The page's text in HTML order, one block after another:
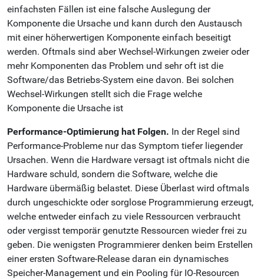
einfachsten Fällen ist eine falsche Auslegung der
Komponente die Ursache und kann durch den Austausch
mit einer höherwertigen Komponente einfach beseitigt
werden. Oftmals sind aber Wechsel-Wirkungen zweier oder
mehr Komponenten das Problem und sehr oft ist die
Software/das Betriebs-System eine davon. Bei solchen
Wechsel-Wirkungen stellt sich die Frage welche
Komponente die Ursache ist
Performance-Optimierung hat Folgen. In der Regel sind
Performance-Probleme nur das Symptom tiefer liegender
Ursachen. Wenn die Hardware versagt ist oftmals nicht die
Hardware schuld, sondern die Software, welche die
Hardware übermäßig belastet. Diese Überlast wird oftmals
durch ungeschickte oder sorglose Programmierung erzeugt,
welche entweder einfach zu viele Ressourcen verbraucht
oder vergisst temporär genutzte Ressourcen wieder frei zu
geben. Die wenigsten Programmierer denken beim Erstellen
einer ersten Software-Release daran ein dynamisches
Speicher-Management und ein Pooling für IO-Resourcen